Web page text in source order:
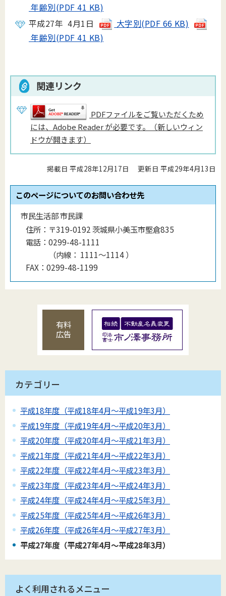
年齢別(PDF 41 KB)
平成27年 4月1日
大字別(PDF 66 KB)
年齢別(PDF 41 KB)
関連リンク
PDFファイルをご覧いただくため
には、Adobe Reader が必要です。（新しいウィン
ドウが開きます）
掲載日 平成28年12月17日 更新日 平成29年4月13日
このページについてのお問い合わせ先
市民生活部 市民課
住所： 〒319-0192 茨城県小美玉市堅倉835
電話： 0299-48-1111
（内線 ： 1111〜1114）
FAX： 0299-48-1199
有料
広告
カテゴリー
平成18年度（平成18年4月～平成19年3月）
平成19年度（平成19年4月～平成20年3月）
平成20年度（平成20年4月～平成21年3月）
平成21年度（平成21年4月～平成22年3月）
平成22年度（平成22年4月～平成23年3月）
平成23年度（平成23年4月～平成24年3月）
平成24年度（平成24年4月～平成25年3月）
平成25年度（平成25年4月～平成26年3月）
平成26年度（平成26年4月～平成27年3月）
平成27年度（平成27年4月～平成28年3月）
よく利用されるメニュー